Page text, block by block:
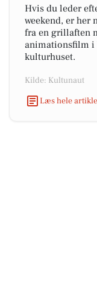
Hvis du leder
weekend, er her
fra en grillaften
animationsfilm i
kulturhuset.
Kilde: Kultunaut
Læs hele